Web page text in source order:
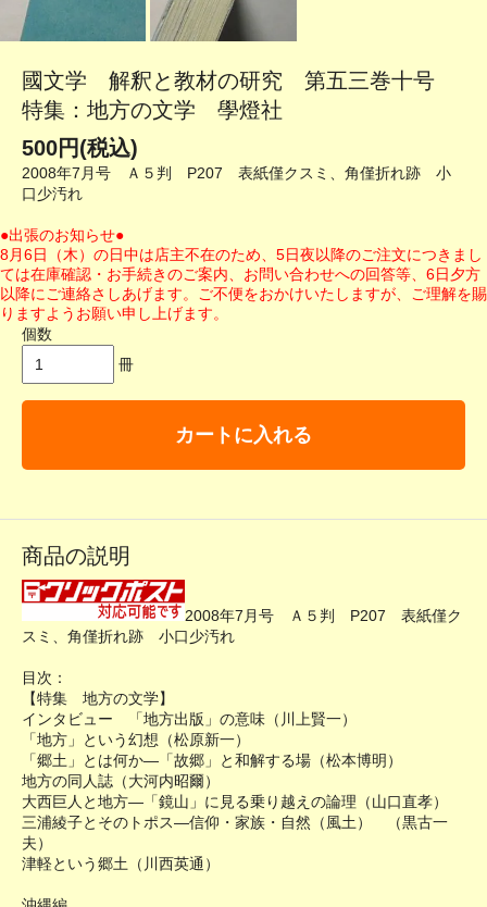
國文学 解釈と教材の研究 第五三巻十号
特集：地方の文学 學燈社
500円(税込)
2008年7月号 Ａ５判 P207 表紙僅クスミ、角僅折れ跡 小
口少汚れ
●出張のお知らせ●
8月6日（木）の日中は店主不在のため、5日夜以降のご注文につきまし
ては在庫確認・お手続きのご案内、お問い合わせへの回答等、6日夕方
以降にご連絡さしあげます。ご不便をおかけいたしますが、ご理解を賜
りますようお願い申し上げます。
個数
冊
カートに入れる
商品の説明
2008年7月号 Ａ５判 P207 表紙僅ク
スミ、角僅折れ跡 小口少汚れ
目次：
【特集 地方の文学】
インタビュー 「地方出版」の意味（川上賢一）
「地方」という幻想（松原新一）
「郷土」とは何か―「故郷」と和解する場（松本博明）
地方の同人誌（大河内昭爾）
大西巨人と地方―「鏡山」に見る乗り越えの論理（山口直孝）
三浦綾子とそのトポス―信仰・家族・自然（風土） （黒古一
夫）
津軽という郷土（川西英通）